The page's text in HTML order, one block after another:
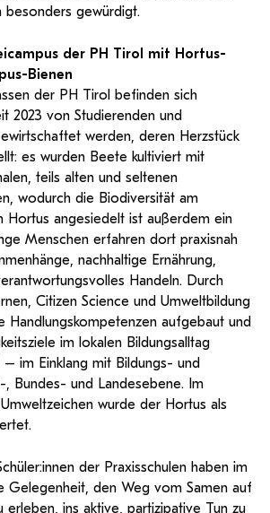
besonders gewürdigt.
der PH Tirol mit Hortus-
Bienen
der PH Tirol befinden sich
2023 von Studierenden und
werden, deren Herzstück
es wurden Beete kultiviert mit
teils alten und seltenen
wodurch die Biodiversität am
Hortus angesiedelt ist außerdem ein
Menschen erfahren dort praxisnah
nachhaltige Ernährung,
Handeln. Durch
Citizen Science und Umweltbildung
Handlungskompetenzen aufgebaut und
im lokalen Bildungsalltag
im Einklang mit Bildungs- und
, Bundes- und Landesebene. Im
wurde der Hortus als
der Praxisschulen haben im
Gelegenheit, den Weg vom Samen auf
erleben, ins aktive, partizipative Tun zu